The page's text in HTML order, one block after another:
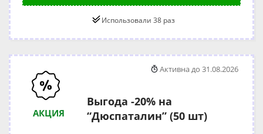
Использовали 38 раз
АКЦИЯ
Выгода -20% на
“Дюспаталин” (50 шт)
Активна до 31.08.2026